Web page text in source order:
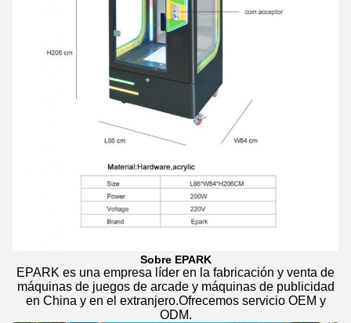
Sobre EPARK
EPARK es una empresa líder en la fabricación y venta de
máquinas de juegos de arcade y máquinas de publicidad
en China y en el extranjero.Ofrecemos servicio OEM y
ODM.